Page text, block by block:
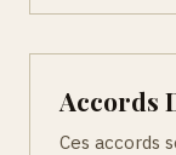
Accords
Ces accords